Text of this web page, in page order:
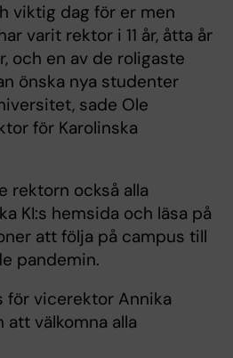
viktig dag för er men
varit rektor i 11 år, åtta år
och en av de roligaste
önska nya studenter
sade Ole
för Karolinska
rektorn också alla
KI:s hemsida och läsa på
att följa på campus till
pandemin.
för vicerektor Annika
att välkomna alla